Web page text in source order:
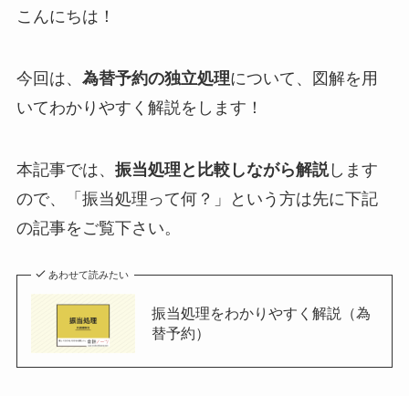
こんにちは！
今回は、 為替予約の独立処理について、図解を用
いてわかりやすく解説をします！
本記事では、 振当処理と比較しながら解説します
ので、「振当処理って何？」という方は先に下記
の記事をご覧下さい。
あわせて読みたい
振当処理をわかりやすく解説（為
替予約）